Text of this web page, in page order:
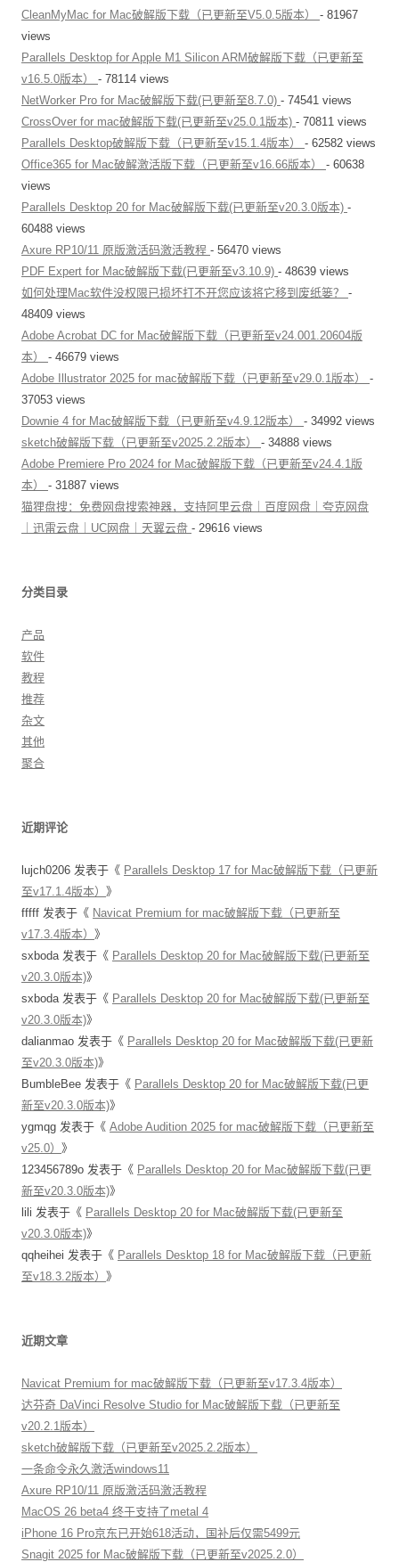
CleanMyMac for Mac破解版下载（已更新至V5.0.5版本） - 81967
views
Parallels Desktop for Apple M1 Silicon ARM破解版下载（已更新至
v16.5.0版本） - 78114 views
NetWorker Pro for Mac破解版下载(已更新至8.7.0) - 74541 views
CrossOver for mac破解版下载(已更新至v25.0.1版本) - 70811 views
Parallels Desktop破解版下载（已更新至v15.1.4版本） - 62582 views
Office365 for Mac破解激活版下载（已更新至v16.66版本） - 60638
views
Parallels Desktop 20 for Mac破解版下载(已更新至v20.3.0版本) -
60488 views
Axure RP10/11 原版激活码激活教程 - 56470 views
PDF Expert for Mac破解版下载(已更新至v3.10.9) - 48639 views
如何处理Mac软件没权限已损坏打不开您应该将它移到废纸篓？ -
48409 views
Adobe Acrobat DC for Mac破解版下载（已更新至v24.001.20604版
本） - 46679 views
Adobe Illustrator 2025 for mac破解版下载（已更新至v29.0.1版本） -
37053 views
Downie 4 for Mac破解版下载（已更新至v4.9.12版本） - 34992 views
sketch破解版下载（已更新至v2025.2.2版本） - 34888 views
Adobe Premiere Pro 2024 for Mac破解版下载（已更新至v24.4.1版
本） - 31887 views
猫狸盘搜：免费网盘搜索神器，支持阿里云盘｜百度网盘｜夸克网盘
｜迅雷云盘｜UC网盘｜天翼云盘 - 29616 views
分类目录
产品
软件
教程
推荐
杂文
其他
聚合
近期评论
lujch0206 发表于《 Parallels Desktop 17 for Mac破解版下载（已更新
至v17.1.4版本） 》
fffff 发表于《 Navicat Premium for mac破解版下载（已更新至
v17.3.4版本） 》
sxboda发表于《 Parallels Desktop 20 for Mac破解版下载(已更新至
v20.3.0版本)》
sxboda发表于《 Parallels Desktop 20 for Mac破解版下载(已更新至
v20.3.0版本)》
dalianmao 发表于《 Parallels Desktop 20 for Mac破解版下载(已更新
至v20.3.0版本)》
BumbleBee 发表于《 Parallels Desktop 20 for Mac破解版下载(已更
新至v20.3.0版本)》
ygmqg 发表于《 Adobe Audition 2025 for mac破解版下载（已更新至
v25.0） 》
123456789o 发表于《 Parallels Desktop 20 for Mac破解版下载(已更
新至v20.3.0版本)》
lili 发表于《 Parallels Desktop 20 for Mac破解版下载(已更新至
v20.3.0版本)》
qqheihei 发表于《 Parallels Desktop 18 for Mac破解版下载（已更新
至v18.3.2版本） 》
近期文章
Navicat Premium for mac破解版下载（已更新至v17.3.4版本）
达芬奇 DaVinci Resolve Studio for Mac破解版下载（已更新至
v20.2.1版本）
sketch破解版下载（已更新至v2025.2.2版本）
一条命令永久激活windows11
Axure RP10/11 原版激活码激活教程
MacOS 26 beta4 终于支持了metal 4
iPhone 16 Pro京东已开始618活动，国补后仅需5499元
Snagit 2025 for Mac破解版下载（已更新至v2025.2.0）